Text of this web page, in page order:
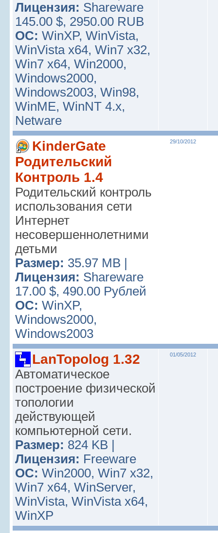
Лицензия: Shareware
145.00 $, 2950.00 RUB
ОС: WinXP, WinVista,
WinVista x64, Win7 x32,
Win7 x64, Win2000,
Windows2000,
Windows2003, Win98,
WinME, WinNT 4.x,
Netware
KinderGate
Родительский
Контроль 1.4
Родительский контроль
использования сети
Интернет
несовершеннолетними
детьми
Размер: 35.97 MB |
Лицензия: Shareware
17.00 $, 490.00 Рублей
ОС: WinXP,
Windows2000,
Windows2003
29/10/2012
LanTopolog 1.32
Автоматическое
построение физической
топологии
действующей
компьютерной сети.
Размер: 824 KB |
Лицензия: Freeware
ОС: Win2000, Win7 x32,
Win7 x64, WinServer,
WinVista, WinVista x64,
WinXP
01/05/2012